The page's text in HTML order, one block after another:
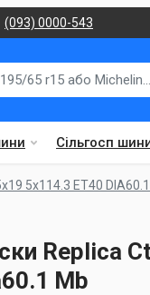
(093) 0000-543
Сільгосп
5x114.3 ET40
Replica
Mb